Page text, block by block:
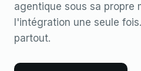
agentique sous sa propre
l'intégration une seule
partout.